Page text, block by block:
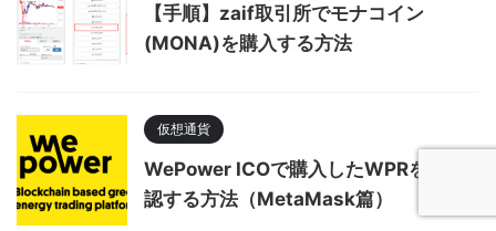
【手順】zaif取引所でモナコイン
(MONA)を購入する方法
仮想通貨
WePower ICOで購入したWPRを確
認する方法（MetaMask篇）